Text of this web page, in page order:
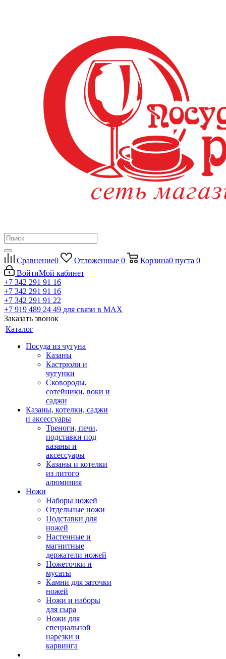
Сравнение0 Отложенные 0 Корзина0 пуста 0
ВойтиМой кабинет
+7 342 291 91 16
+7 342 291 91 16
+7 342 291 91 22
+7 919 489 24 49 для связи в МАХ
Заказать звонок
Каталог
Посуда из чугуна
Казаны
Кастрюли и
чугунки
Сковороды,
сотейники, воки и
саджи
Казаны, котелки, саджи
и аксессуары
Треноги, печи,
подставки под
казаны и
аксессуары
Казаны и котелки
из литого
алюминия
Ножи
Наборы ножей
Отдельные ножи
Подставки для
ножей
Настенные и
магнитные
держатели ножей
Ножеточки и
мусаты
Камни для заточки
ножей
Ножи и наборы
для сыра
Ножи для
специальной
нарезки и
карвинга